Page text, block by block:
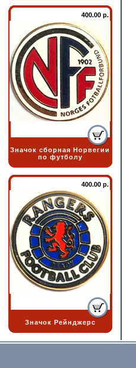
400.00 р.
Значок сборная Норвегии
по футболу
400.00 р.
Значок Рейнджерс